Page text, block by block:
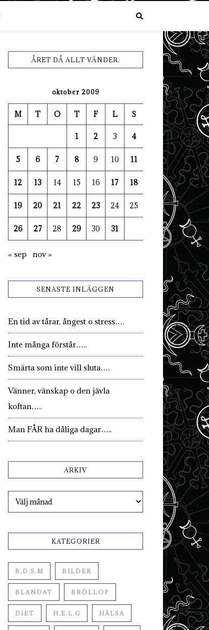
ÅRET DÅ ALLT VÄNDER.
oktober 2009
M T O T F L S
1 2 3 4
5 6 7 8 9 10 11
12 13 14 15 16 17 18
19 20 21 22 23 24 25
26 27 28 29 30 31
« sep nov »
SENASTE INLÄGGEN
En tid av tårar, ångest o stress….
Inte många förstår…..
Smärta som inte vill sluta….
Vänner, vänskap o den jävla
koftan…..
Man FÅR ha dåliga dagar…..
ARKIV
Arkiv
KATEGORIER
B.D.S.M BILDER
BLANDAT BRÖLLOP
DIET H.E.L.G HÄLSA